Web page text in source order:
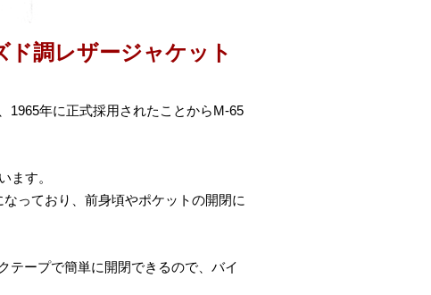
ド調レザージャケット
1965年に正式採用されたことからM-65
ます。
っており、前身頃やポケットの開閉に
テープで簡単に開閉できるので、バイ